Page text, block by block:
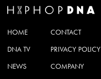
HOME
DNA TV
NEWS
CONTACT
PRIVACY POLICY
COMPANY